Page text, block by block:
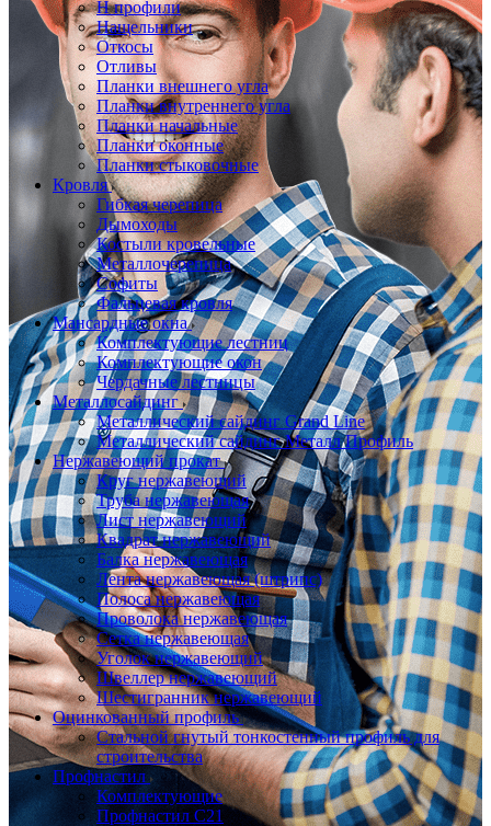
Н профили
Нащельники
Откосы
Отливы
Планки внешнего угла
Планки внутреннего угла
Планки начальные
Планки оконные
Планки стыковочные
Кровля
Гибкая черепица
Дымоходы
Костыли кровельные
Металлочерепица
Софиты
Фальцевая кровля
Мансардные окна
Комплектующие лестниц
Комплектующие окон
Чердачные лестницы
Металлосайдинг
Металлический сайдинг Grand Line
Металлический сайдинг Металл Профиль
Нержавеющий прокат
Круг нержавеющий
Труба нержавеющая
Лист нержавеющий
Квадрат нержавеющий
Балка нержавеющая
Лента нержавеющая (штрипс)
Полоса нержавеющая
Проволока нержавеющая
Сетка нержавеющая
Уголок нержавеющий
Швеллер нержавеющий
Шестигранник нержавеющий
Оцинкованный профиль
Стальной гнутый тонкостенный профиль для
строительства
Профнастил
Комплектующие
Профнастил C21